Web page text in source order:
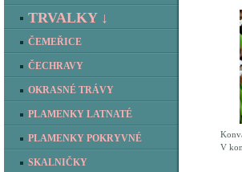
TRVALKY ↓
ČEMEŘICE
ČECHRAVY
OKRASNÉ TRÁVY
PLAMENKY LATNATÉ
PLAMENKY POKRYVNÉ
SKALNIČKY
V